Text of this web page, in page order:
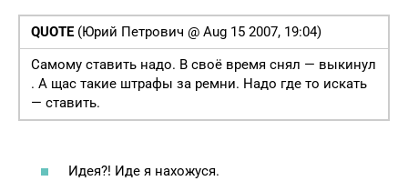
QUOTE(Юрий Петрович @ Aug 15 2007, 19:04)
Самому ставить надо. В своё время снял — выкинул
. А щас такие штрафы за ремни. Надо где то искать
— ставить.
Идея?! Иде я нахожуся.